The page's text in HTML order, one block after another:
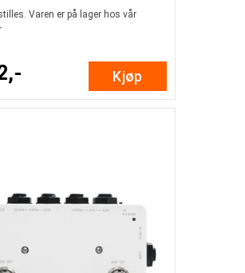
Varen er på lager hos vår
Kjøp